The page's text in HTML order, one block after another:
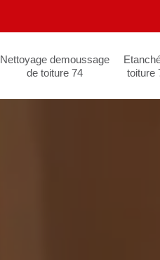
Nettoyage demoussage
de toiture 74
toiture